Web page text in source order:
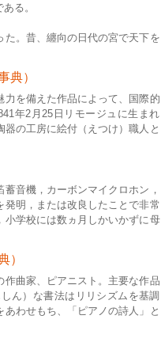
る。
。昔、纏向の日代の宮で天下を
典）
を備えた作品によって、国際的
年2月25日リモージュに生まれ
の工房に絵付（えつけ）職人と
音機，カーボンマイクロホン，
明，または改良したことで非常
小学校には数ヵ月しかいかずに母
）
作曲家、ピアニスト。主要な作品
ん）な書法はリリシズムを基調
わせもち、「ピアノの詩人」と